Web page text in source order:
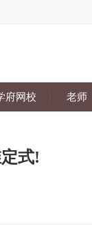
府网校 老师
式!